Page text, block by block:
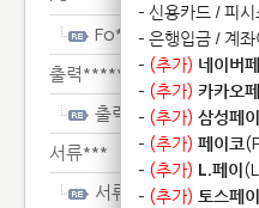
출력******
출력******
서류***
서류***
- 신용카드 / 피
- 은행입금 / 계좌
- (추가) 네이버
- (추가) 카카오
- (추가) 삼성페이
- (추가) 페이코
- (추가) L.페이
- (추가) 토스페이